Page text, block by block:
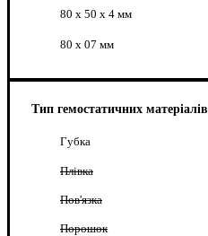
80 x 50 x 4 мм
80 х 07 мм
Тип гемостатичних матеріалів
Губка
Плівка
Пов'язка
Порошок